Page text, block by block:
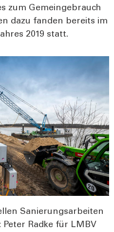
zum Gemein­ge­brauch
dazu fan­den bereits im
2019 statt.
Sanie­rungs­ar­bei­ten
Peter Rad­ke für LMBV